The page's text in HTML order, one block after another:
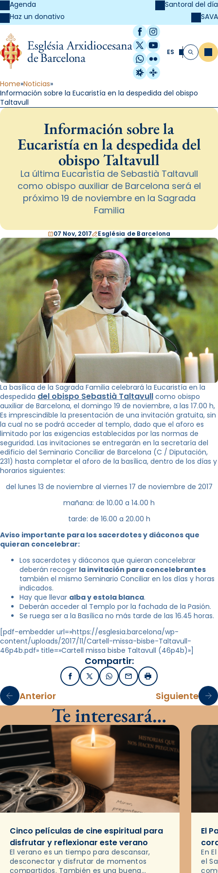
Agenda
Haz un donativo
Santoral del día
SAVA
Facebook
Instagram
X / Twitter
YouTube
WhatsApp
Flickr
Radio Estel
Catalunya
ES Buscar
Home Noticias
Información sobre la Eucaristía en la despedida del obispo
Taltavull
Información sobre la
Eucaristía en la despedida del
obispo Taltavull
La última Eucaristía de Sebastià Taltavull
como obispo auxiliar de Barcelona será el
próximo 19 de noviembre en la Sagrada
Familia
07 Nov, 2017 Església de Barcelona
La basílica de la Sagrada Familia celebrará la Eucaristía en la
despedida del obispo Sebastià Taltavull como obispo
auxiliar de Barcelona, ​​el domingo 19 de noviembre, a las 17.00 h,
Es imprescindible la presentación de una invitación gratuita, sin
la cual no se podrá acceder al templo, dado que el aforo es
limitado por las exigencias establecidas por las normas de
seguridad. Las invitaciones se entregarán en la secretaría del
edificio del Seminario Conciliar de Barcelona (C / Diputación,
231) hasta completar el aforo de la basílica, dentro de los días y
horarios siguientes:
del lunes 13 de noviembre al viernes 17 de noviembre de 2017
mañana: de 10.00 a 14.00 h
tarde: de 16.00 a 20.00 h
Aviso importante para los sacerdotes y diáconos que
quieran concelebrar:
Los sacerdotes y diáconos que quieran concelebrar
deberán recoger la invitación para concelebrantes
también el mismo Seminario Conciliar en los días y horas
indicados.
Hay que llevar alba y estola blanca.
Deberán acceder al Templo por la fachada de la Pasión.
Se ruega ser a la Basílica no más tarde de las 16.45 horas.
[pdf-embedder url=»https://esglesia.barcelona/wp-
content/uploads/2017/11/Cartell-missa-bisbe-Taltavull-
46p4b.pdf» title=»Cartell missa bisbe Taltavull (46p4b)»]
Compartir:
FacebookX / TwitterWhatsApp
EmailImprimir
Anterior Siguiente
Te interesará…
Cinco películas de cine espiritual para
disfrutar y reflexionar este verano
El verano es un tiempo para descansar,
desconectar y disfrutar de momentos
compartidos. También es una buena
El
En
el